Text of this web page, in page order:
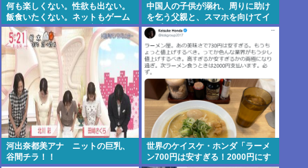
何も楽しくない。性欲も出ない。
飯食いたくない。ネットもゲーム
も飽きた。何をしても意味が無
い。安倍晋三
中国人の子供が溺れ、周りに助け
を乞う父親と、スマホを向けてイ
ンプレ稼ぎの見物人
河出奈都美アナ ニットの巨乳、
谷間チラ！！
世界のケイスケ・ホンダ「ラーメ
ン700円は安すぎる！2000円にす